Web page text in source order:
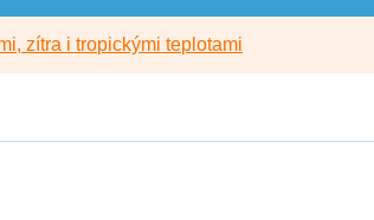
zítra i tropickými teplotami